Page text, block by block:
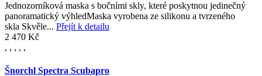
Jednozorníková maska s bočními skly, které poskytnou jedinečný
panoramatický výhledMaska vyrobena ze silikonu a tvrzeného
skla Skvěle... Přejít k detailu
2 470 Kč
, , , , ,
Šnorchl Spectra Scubapro